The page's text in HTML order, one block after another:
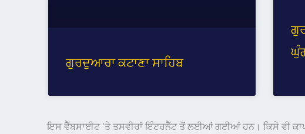
ਗੁਰਦੁਆਰਾ ਕਟਾਣਾ ਸਾਹਿਬ
ਇਸ ਵੈੱਬਸਾਈਟ 'ਤੇ ਤਸਵੀਰਾਂ ਇੰਟਰਨੈੱਟ ਤੋਂ ਲਈਆਂ ਗਈਆਂ ਹਨ। ਕਿਸੇ ਵੀ